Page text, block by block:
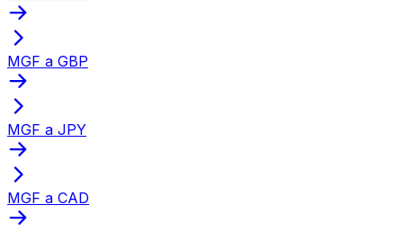
MGF a GBP
MGF a JPY
MGF a CAD